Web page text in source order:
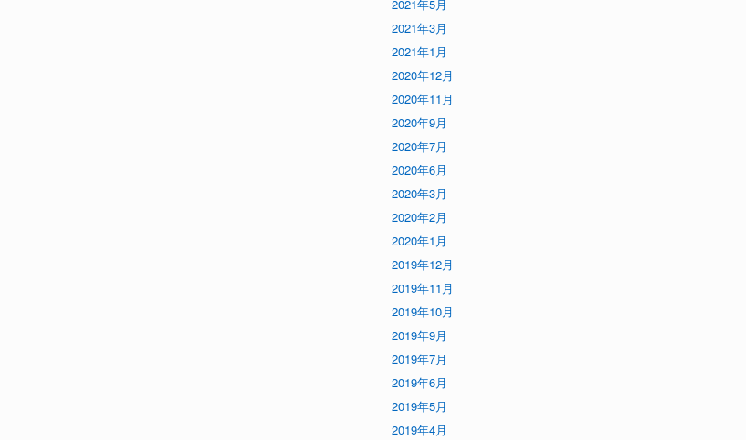
2021年5月
2021年3月
2021年1月
2020年12月
2020年11月
2020年9月
2020年7月
2020年6月
2020年3月
2020年2月
2020年1月
2019年12月
2019年11月
2019年10月
2019年9月
2019年7月
2019年6月
2019年5月
2019年4月